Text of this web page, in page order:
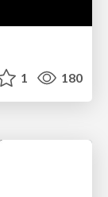
1 180